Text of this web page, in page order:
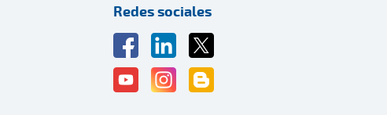
Redes sociales